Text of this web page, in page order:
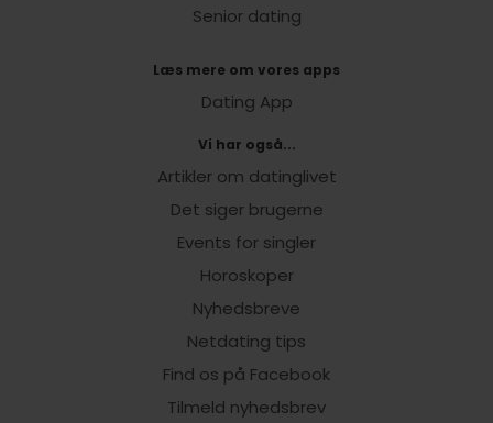
Senior dating
Læs mere om vores apps
Dating App
Vi har også...
Artikler om datinglivet
Det siger brugerne
Events for singler
Horoskoper
Nyhedsbreve
Netdating tips
Find os på Facebook
Tilmeld nyhedsbrev